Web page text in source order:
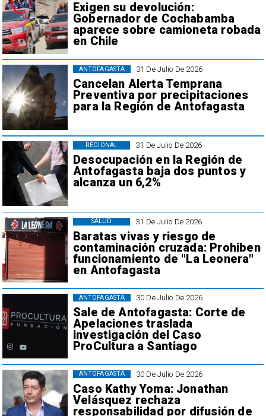
Exigen su devolución:
Gobernador de Cochabamba
aparece sobre camioneta robada
en Chile
31 De Julio De 2026
Cancelan Alerta Temprana
Preventiva por precipitaciones
para la Región de Antofagasta
ANTOFAGASTA
31 De Julio De 2026
Desocupación en la Región de
Antofagasta baja dos puntos y
alcanza un 6,2%
REGIONAL
31 De Julio De 2026
Baratas vivas y riesgo de
contaminación cruzada: Prohiben
funcionamiento de "La Leonera"
en Antofagasta
SALUD
30 De Julio De 2026
Sale de Antofagasta: Corte de
Apelaciones traslada
investigación del Caso
ProCultura a Santiago
ANTOFAGASTA
30 De Julio De 2026
Caso Kathy Yoma: Jonathan
Velásquez rechaza
responsabilidad por difusión de
ANTOFAGASTA